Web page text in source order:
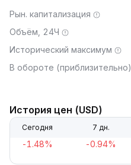
Рын. капитализация
Объём, 24Ч
Исторический максимум
В обороте (приблизительно)
История цен (USD)
Сегодня 7 дн.
-1.48% -0.94%